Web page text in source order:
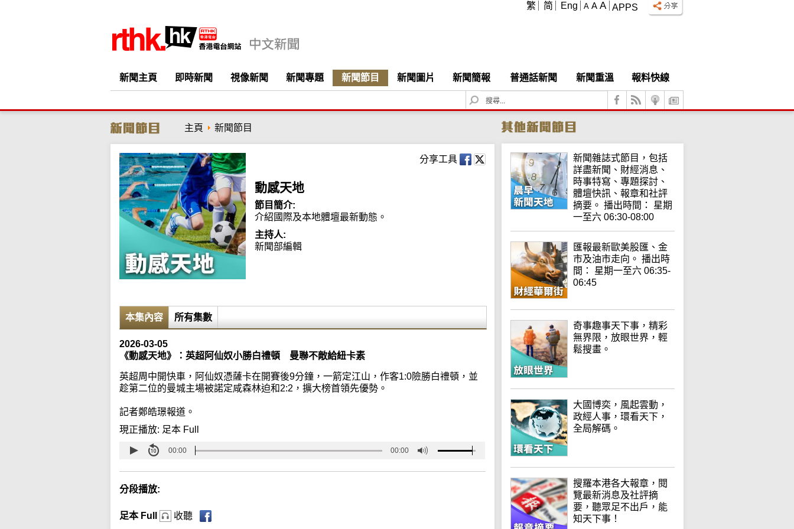
APPS
A A A
繁 简 Eng
新聞主頁 即時新聞 視像新聞 新聞專題 新聞節目 新聞圖片 新聞簡報 普通話新聞 新聞重溫
報料快線
S
e
c
h
主頁 新聞節目
分享工具
動感天地
節目簡介:
介紹國際及本地體壇最新動態。
主持人:
新聞部編輯
本集內容 所有集數
2026-03-05
《動感天地》：英超阿仙奴小勝白禮頓 曼聯不敵給紐卡素
英超周中開快車，阿仙奴憑薩卡在開賽後9分鐘，一箭定江山，作客1:0險勝白禮頓，並
趁第二位的曼城主場被諾定咸森林迫和2:2，擴大榜首領先優勢。
記者鄭皓璟報道。
現正播放: 足本 Full
00:00 00:00
分段播放:
足本 Full 收聽
新聞雜誌式節目，包括
詳盡新聞、財經消息、
時事特寫、專題探討、
體壇快訊、報章和社評
摘要。 播出時間： 星期
一至六 06:30-08:00
匯報最新歐美股匯、金
市及油市走向。 播出時
間： 星期一至六 06:35-
06:45
奇事趣事天下事，精彩
無界限，放眼世界，輕
鬆搜畫。
大國博奕，風起雲動，
政經人事，環看天下，
全局解碼。
搜羅本港各大報章，閱
覽最新消息及社評摘
要，聽眾足不出戶，能
知天下事！